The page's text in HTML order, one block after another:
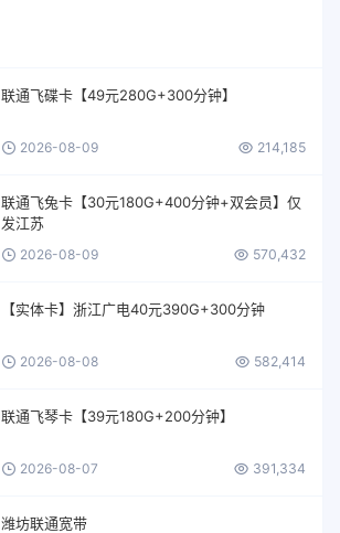
联通飞碟卡【49元280G+300分钟】
2026-08-09 214,185
联通飞兔卡【30元180G+400分钟+双会员】仅
发江苏
2026-08-09 570,432
【实体卡】浙江广电40元390G+300分钟
2026-08-08 582,414
联通飞琴卡【39元180G+200分钟】
2026-08-07 391,334
潍坊联通宽带